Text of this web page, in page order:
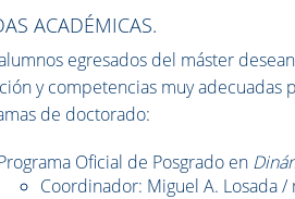
ACADÉMICAS.
egresados del máster
y competencias muy adecuadas
de doctorado:
Oficial de Posgrado en
Coordinador: Miguel A. Losada /